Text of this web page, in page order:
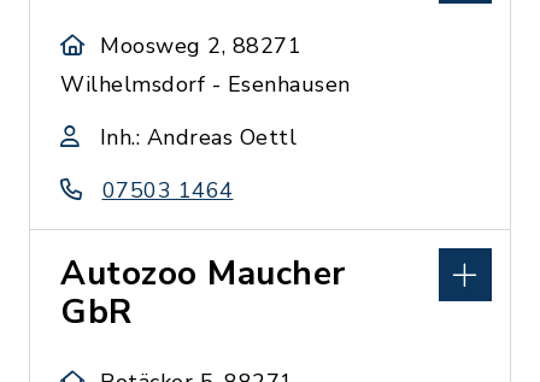
Moosweg 2, 88271
Wilhelmsdorf - Esenhausen
Inh.: Andreas Oettl
07503 1464
Autozoo Maucher
GbR